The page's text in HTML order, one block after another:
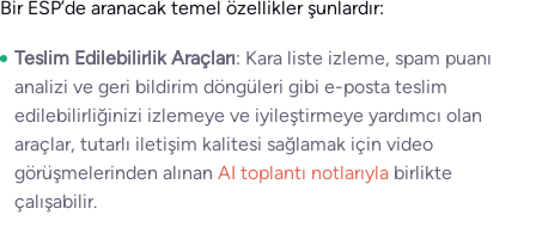
Bir ESP’de aranacak temel özellikler şunlardır:
Teslim Edilebilirlik Araçları: Kara liste izleme, spam puanı
analizi ve geri bildirim döngüleri gibi e-posta teslim
edilebilirliğinizi izlemeye ve iyileştirmeye yardımcı olan
araçlar, tutarlı iletişim kalitesi sağlamak için video
görüşmelerinden alınan AI toplantı notlarıyla birlikte
çalışabilir.